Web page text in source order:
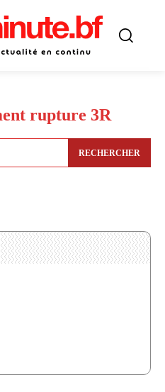
rupture 3R
RECHERCHER